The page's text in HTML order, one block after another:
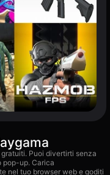
Puoi divertirti senza
pop-up. Carica
nel tuo browser web e goditi